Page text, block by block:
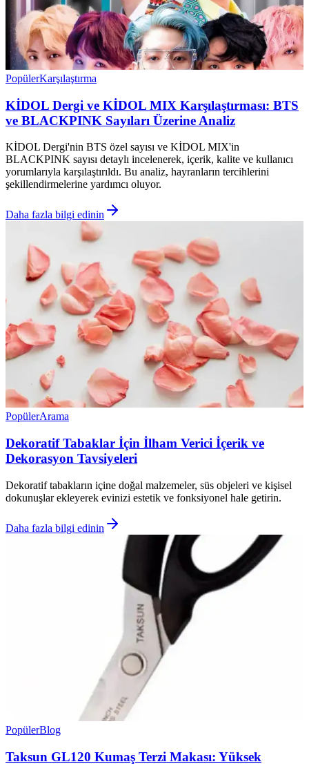
PopülerKarşılaştırma
KİDOL Dergi ve KİDOL MIX Karşılaştırması: BTS
ve BLACKPINK Sayıları Üzerine Analiz
KİDOL Dergi'nin BTS özel sayısı ve KİDOL MIX'in
BLACKPINK sayısı detaylı incelenerek, içerik, kalite ve kullanıcı
yorumlarıyla karşılaştırıldı. Bu analiz, hayranların tercihlerini
şekillendirmelerine yardımcı oluyor.
Daha fazla bilgi edinin
PopülerArama
Dekoratif Tabaklar İçin İlham Verici İçerik ve
Dekorasyon Tavsiyeleri
Dekoratif tabakların içine doğal malzemeler, süs objeleri ve kişisel
dokunuşlar ekleyerek evinizi estetik ve fonksiyonel hale getirin.
Daha fazla bilgi edinin
PopülerBlog
Taksun GL120 Kumaş Terzi Makası: Yüksek